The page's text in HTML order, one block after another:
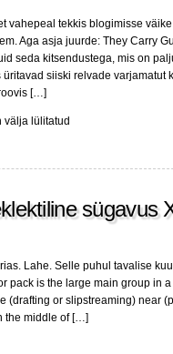
vahepeal tekkis blogimisse
Aga asja juurde: They Carry
seda kitsendustega, mis on
siiski relvade varjamatut
[…]
välja lülitatud
sügavus
Lahe. Selle puhul tavalise
pack is the large main group in
(drafting or slipstreaming) near
the middle of […]